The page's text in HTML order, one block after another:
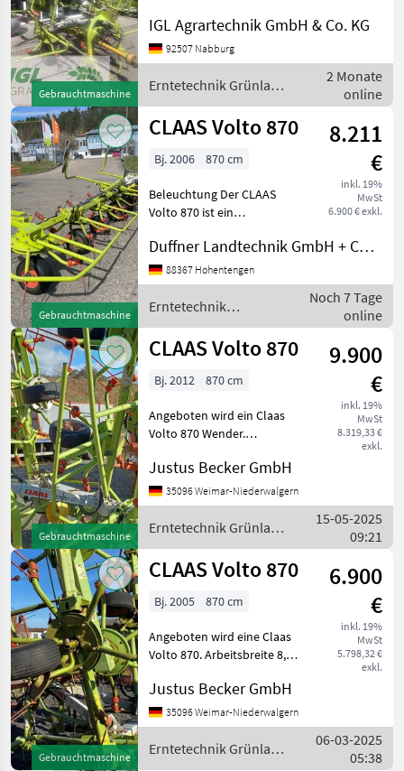
Gebrauchtmaschine
Grenzstreueinrichtung,
Hydraulische Klappung
________ Claas Volto 870
Kreiselzettwender mit 8
IGL Agrartechnik GmbH & Co. KG
92507 Nabburg
Erntetechnik Grünland
/ Claas
2 Monate
online
Gebrauchtmaschine
CLAAS Volto 870
8.211
€
inkl. 19%
MwSt
6.900 € exkl.
Bj. 2006 870 cm
Beleuchtung Der CLAAS
Volto 870 ist ein
2006, der sich ideal für
professionelle
Futtererntearbeiten eignet.
Diese Gebrauchtmaschine
Duffner Landtechnik GmbH + Co KG
88367 Hohentengen
Erntetechnik
Grünland / Claas
Noch 7 Tage
online
Gebrauchtmaschine
CLAAS Volto 870
9.900
€
inkl. 19%
MwSt
8.319,33 €
exkl.
Bj. 2012 870 cm
Angeboten wird ein Claas
Volto 870 Wender.
Ausrüstung: - Baujahr 2012 -
9, 5mm Zinken
Erntetechnik Grünland
Kreiselheuer
Justus Becker GmbH
35096 Weimar-Niederwalgern
Erntetechnik Grünland
/ Claas
15-05-2025
09:21
Gebrauchtmaschine
CLAAS Volto 870
6.900
€
inkl. 19%
MwSt
5.798,32 €
exkl.
Bj. 2005 870 cm
Angeboten wird eine Claas
Volto 870. Arbeitsbreite 8,
Ausrüstung: - 8 kreisel -
hydr. Randstreutuch -
Tastrad Weitere Maschinen
finden sie auf
Justus Becker GmbH
35096 Weimar-Niederwalgern
Erntetechnik Grünland
/ Claas
06-03-2025
05:38